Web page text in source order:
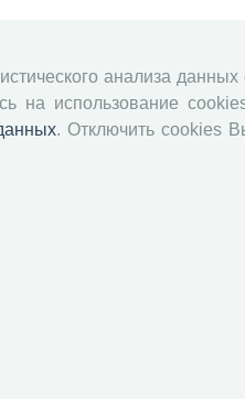
территориального
пространство
анализа данных
на использование
. Отключить cookies